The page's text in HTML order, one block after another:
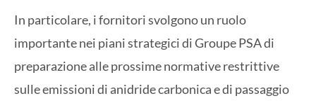
In particolare, i fornitori svolgono un ruolo
importante nei piani strategici di Groupe PSA di
preparazione alle prossime normative restrittive
sulle emissioni di anidride carbonica e di passaggio